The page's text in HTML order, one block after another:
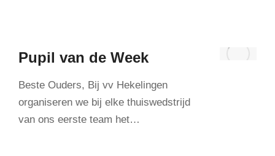
Pupil van de Week
Beste Ouders, Bij vv Hekelingen
organiseren we bij elke thuiswedstrijd
van ons eerste team het…